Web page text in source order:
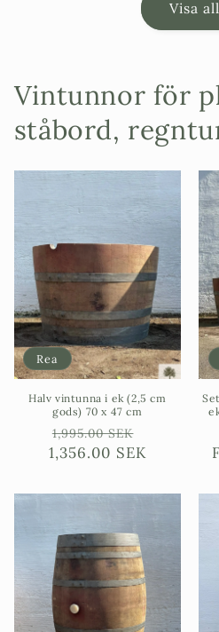
Visa
Vintunnor för
ståbord,
Rea
Halv vintunna i ek (2,5 cm
gods) 70 x 47 cm
Ordinarie
pris
1,995.00 SEK
1,356.00 SEK